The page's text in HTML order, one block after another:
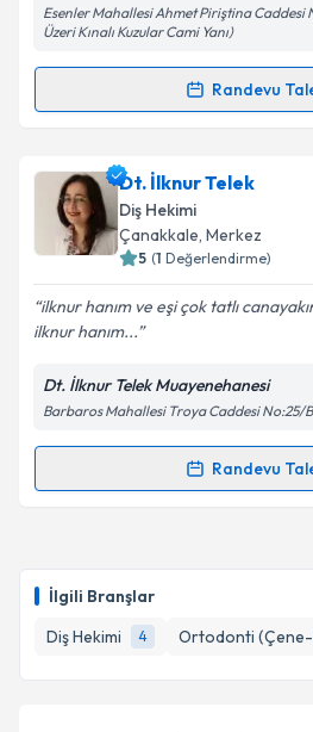
İlgili Branşlar
Diş Hekimi
4 Ortodonti (Çene-
Kişisel verilerimin
Metni'ni okudum ve
Takvim
Esenler Mahallesi Ahmet Piriştina Caddesi
Üzeri Kınalı Kuzular Cami Yanı)
Randevu
Randevu Takvimi Talebi
Uzm. Dt. Emre Köseiçin
oluşturun. Size bu uzmandan
takvim hazırlandığında e-
Kişisel verilerimin
Metni'ni okudum ve kişisel
kapsamda işlenmesini
Dt. İlknur Telek
Diş Hekimi
Çanakkale, Merkez
5 (1 Değerlendirme)
ilknur hanım ve eşi çok tatlı
ilknur hanım...
Dt. İlknur Telek Muayenehanesi
Barbaros Mahallesi Troya Caddesi No:25/B
Randevu
Randevu Takvimi Talebi
hazırlandığında e-posta ile
E-posta Adresiniz